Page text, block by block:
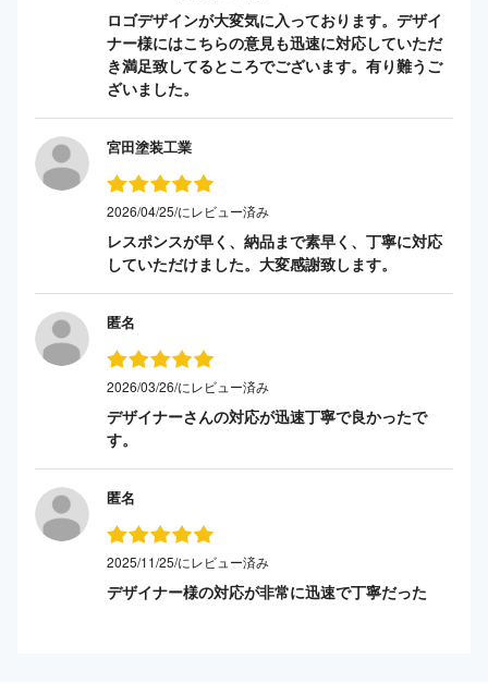
ロゴデザインが大変気に入っております。デザイ
ナー様にはこちらの意見も迅速に対応していただ
き満足致してるところでございます。有り難うご
ざいました。
宮田塗装工業
2026/04/25/にレビュー済み
レスポンスが早く、納品まで素早く、丁寧に対応
していただけました。大変感謝致します。
匿名
2026/03/26/にレビュー済み
デザイナーさんの対応が迅速丁寧で良かったで
す。
匿名
2025/11/25/にレビュー済み
デザイナー様の対応が非常に迅速で丁寧だった